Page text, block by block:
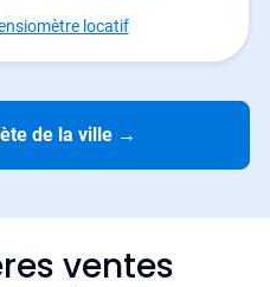
locatif
de la ville →
ventes